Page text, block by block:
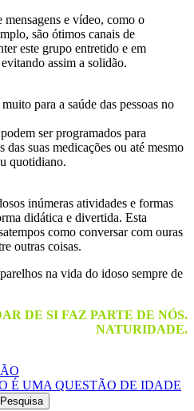
mensagens e vídeo, como o
são ótimos canais de
este grupo entretido e em
assim a solidão.
para a saúde das pessoas no
ser programados para
suas medicações ou até mesmo
quotidiano.
inúmeras atividades e formas
didática e divertida. Esta
como conversar com ouras
outras coisas.
na vida do idoso sempre de
DE SI FAZ PARTE DE NÓS.
NATURIDADE.
É UMA QUESTÃO DE IDADE